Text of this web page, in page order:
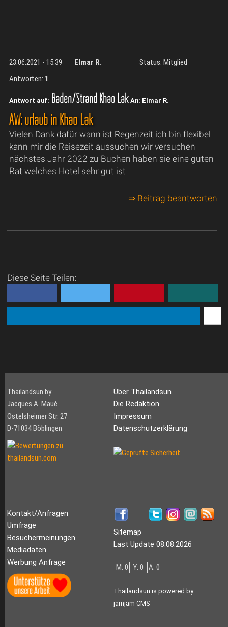
23.06.2021 - 15:39 Elmar R.
Status: Mitglied
Antworten: 1
Antwort auf: Baden/Strand Khao Lak An: Elmar R.
AW: urlaub in Khao Lak
Vielen Dank dafür wann ist Regenzeit ich bin flexibel
kann mir die Reisezeit aussuchen wir versuchen
nächstes Jahr 2022 zu Buchen haben sie eine guten
Rat welches Hotel sehr gut ist
⇒ Beitrag beantworten
Diese Seite Teilen:
Thailandsun by
Jacques A. Maué
Ostelsheimer Str. 27
D-71034 Böblingen
Über Thailandsun
Die Redaktion
Impressum
Datenschutzerklärung
Kontakt/Anfragen
Umfrage
Besuchermeinungen
Mediadaten
Werbung Anfrage
Sitemap
Last Update 08.08.2026
M: 0 Y: 0 A: 0
Thailandsun is powered by
jamjam CMS